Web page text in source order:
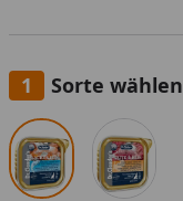
Sorte wählen
Alle anzeigen (2)